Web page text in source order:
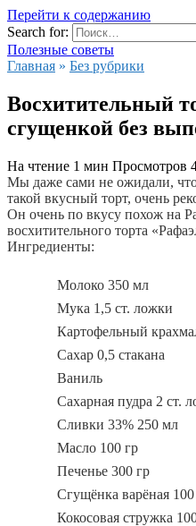
Перейти к содержанию
Search for:
Полезные советы
Главная » Без рубрики
Восхитительный
сгущенкой без
На чтение 1 мин Просмотров
Мы даже сами не ожидали,
такой вкусный торт, очень
Он очень по вкусу похож на
восхитительного торта
Ингредиенты:
Молоко 350 мл
Мука 1,5 ст. ложки
Картофельный
Сахар 0,5 стакана
Ваниль
Сахарная пудра 2 ст.
Сливки 33% 250 мл
Масло 100 гр
Печенье 300 гр
Сгущёнка варёная 100
Кокосовая стружка